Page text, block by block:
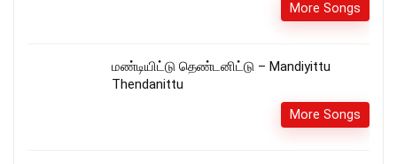
More Songs
மண்டியிட்டு தெண்டனிட்டு – Mandiyittu
Thendanittu
More Songs